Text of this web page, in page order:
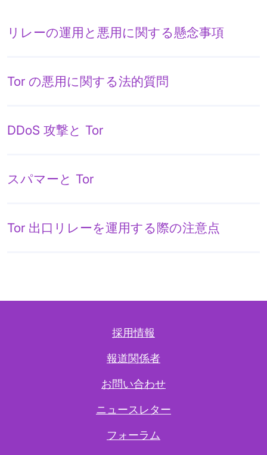
リレーの運用と悪用に関する懸念事項
Tor の悪用に関する法的質問
DDoS 攻撃と Tor
スパマーと Tor
Tor 出口リレーを運用する際の注意点
採用情報
報道関係者
お問い合わせ
ニュースレター
フォーラム